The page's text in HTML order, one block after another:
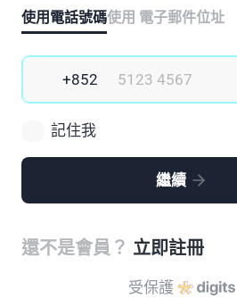
使用電話號碼使用 電子郵件位址
記住我
繼續
還不是會員？ 立即註冊
受保護